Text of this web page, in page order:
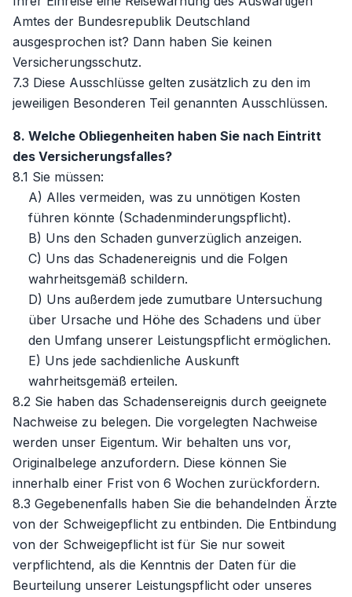
Amtes der Bundesrepublik Deutschland
ausgesprochen ist? Dann haben Sie keinen
Versicherungsschutz.
7.3 Diese Ausschlüsse gelten zusätzlich zu den im
jeweiligen Besonderen Teil genannten Ausschlüssen.
8. Welche Obliegenheiten haben Sie nach Eintritt
des Versicherungsfalles?
8.1 Sie müssen:
A) Alles vermeiden, was zu unnötigen Kosten
führen könnte (Schadenminderungspflicht).
B) Uns den Schaden gunverzüglich anzeigen.
C) Uns das Schadenereignis und die Folgen
wahrheitsgemäß schildern.
D) Uns außerdem jede zumutbare Untersuchung
über Ursache und Höhe des Schadens und über
den Umfang unserer Leistungspflicht ermöglichen.
E) Uns jede sachdienliche Auskunft
wahrheitsgemäß erteilen.
8.2 Sie haben das Schadensereignis durch geeignete
Nachweise zu belegen. Die vorgelegten Nachweise
werden unser Eigentum. Wir behalten uns vor,
Originalbelege anzufordern. Diese können Sie
innerhalb einer Frist von 6 Wochen zurückfordern.
8.3 Gegebenenfalls haben Sie die behandelnden Ärzte
von der Schweigepflicht zu entbinden. Die Entbindung
von der Schweigepflicht ist für Sie nur soweit
verpflichtend, als die Kenntnis der Daten für die
Beurteilung unserer Leistungspflicht oder unseres